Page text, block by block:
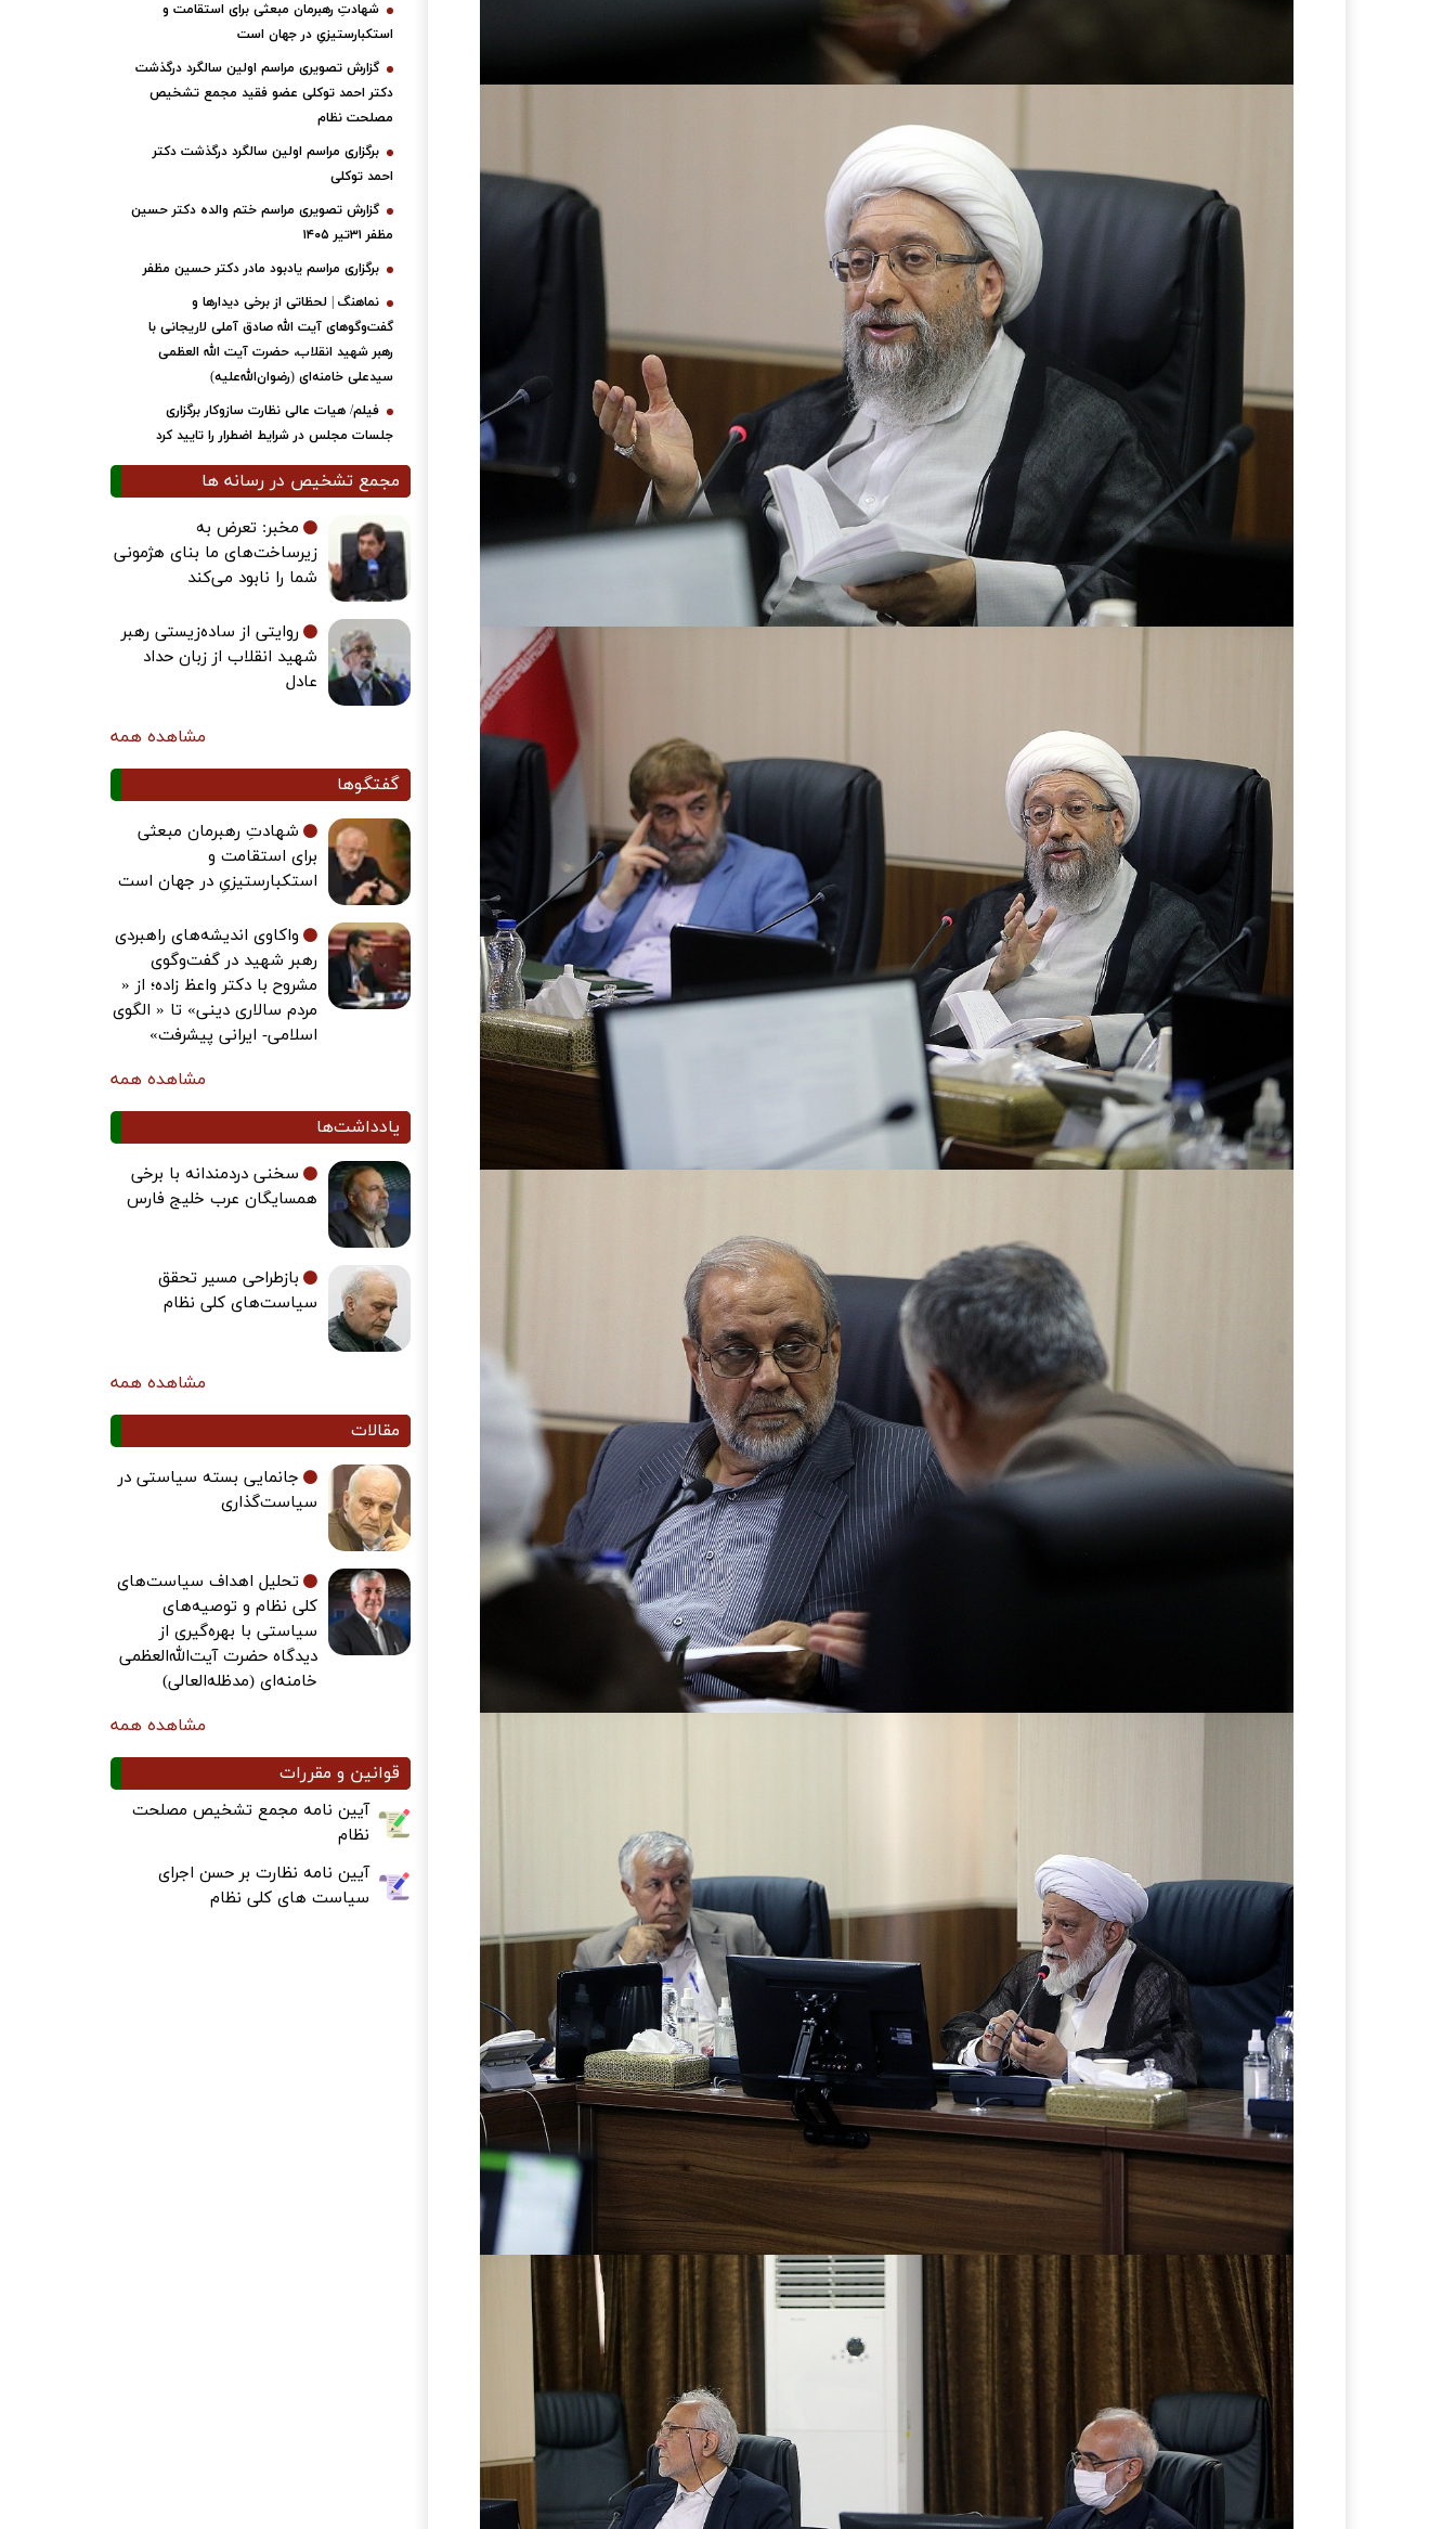
شهادتِ رهبرمان مبعثی برای استقامت و
استکبارستیزیِ در جهان است
گزارش تصویری مراسم اولین سالگرد درگذشت
دکتر احمد توکلی عضو فقید مجمع تشخیص
مصلحت نظام
برگزاری مراسم اولین سالگرد درگذشت دکتر
احمد توکلی
گزارش تصویری مراسم ختم والده دکتر حسین
مظفر ۳۱تیر ۱۴۰۵
برگزاری مراسم یادبود مادر دکتر حسین مظفر
نماهنگ | لحظاتی از برخی دیدارها و
گفت‌وگوهای آیت ‌الله صادق آملی لاریجانی با
رهبر شهید انقلاب، حضرت آیت‌ الله العظمی
سیدعلی خامنه‌ای (رضوان‌الله‌علیه)
فیلم/ هیات عالی نظارت سازوکار برگزاری
جلسات مجلس در شرایط اضطرار را تایید کرد
مجمع تشخیص در رسانه ها
مخبر: تعرض به
زیرساخت‌های ما بنای هژمونی
شما را نابود می‌کند
روایتی از ساده‌زیستی رهبر
شهید انقلاب از زبان حداد
عادل
مشاهده همه
گفتگوها
شهادتِ رهبرمان مبعثی
برای استقامت و
استکبارستیزیِ در جهان است
واکاوی اندیشه‌های راهبردی
رهبر شهید در گفت‌وگوی
مشروح با دکتر واعظ زاده؛ از «
مردم سالاری دینی» تا « الگوی
اسلامی- ایرانی پیشرفت»
مشاهده همه
یادداشت‌ها
سخنی دردمندانه با برخی
همسایگان عرب خلیج فارس
بازطراحی مسیر تحقق
سیاست‌های کلی نظام
مشاهده همه
مقالات
جانمایی بسته سیاستی در
سیاست‌گذاری
تحلیل اهداف سیاست‌های
کلی نظام و توصیه‌های
سیاستی با بهره‌گیری از
دیدگاه حضرت آیت‌الله‌العظمی
خامنه‌ای (مدظله‌العالی)
مشاهده همه
قوانین و مقررات
آیین نامه مجمع تشخیص مصلحت
نظام
آیین نامه نظارت بر حسن اجرای
سیاست های کلی نظام